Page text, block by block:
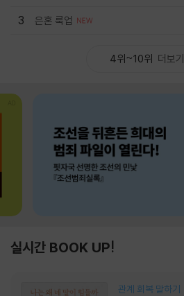
3 은혼 룩업
4위~10위 더보기
실시간 BOOK UP!
관계 회복 말하기